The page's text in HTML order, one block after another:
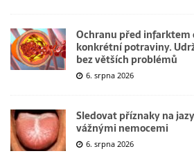
Ochranu před infarktem
konkrétní potraviny.
bez větších problémů
6. srpna 2026
Sledovat příznaky na
vážnými nemocemi
6. srpna 2026